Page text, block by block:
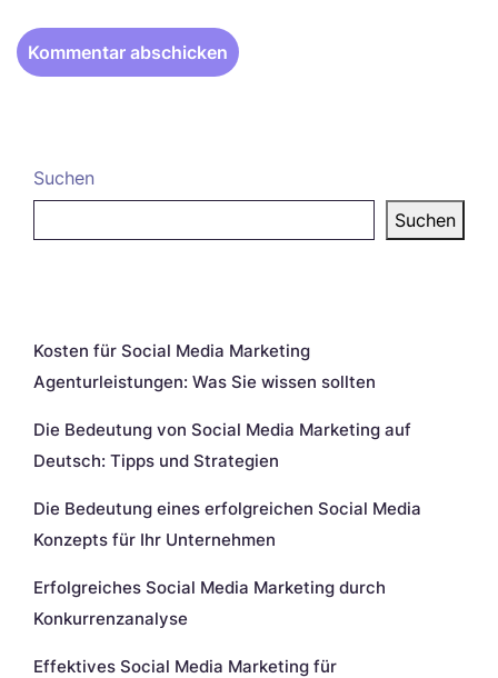
Suchen
Suchen
Kosten für Social Media Marketing
Agenturleistungen: Was Sie wissen sollten
Die Bedeutung von Social Media Marketing auf
Deutsch: Tipps und Strategien
Die Bedeutung eines erfolgreichen Social Media
Konzepts für Ihr Unternehmen
Erfolgreiches Social Media Marketing durch
Konkurrenzanalyse
Effektives Social Media Marketing für